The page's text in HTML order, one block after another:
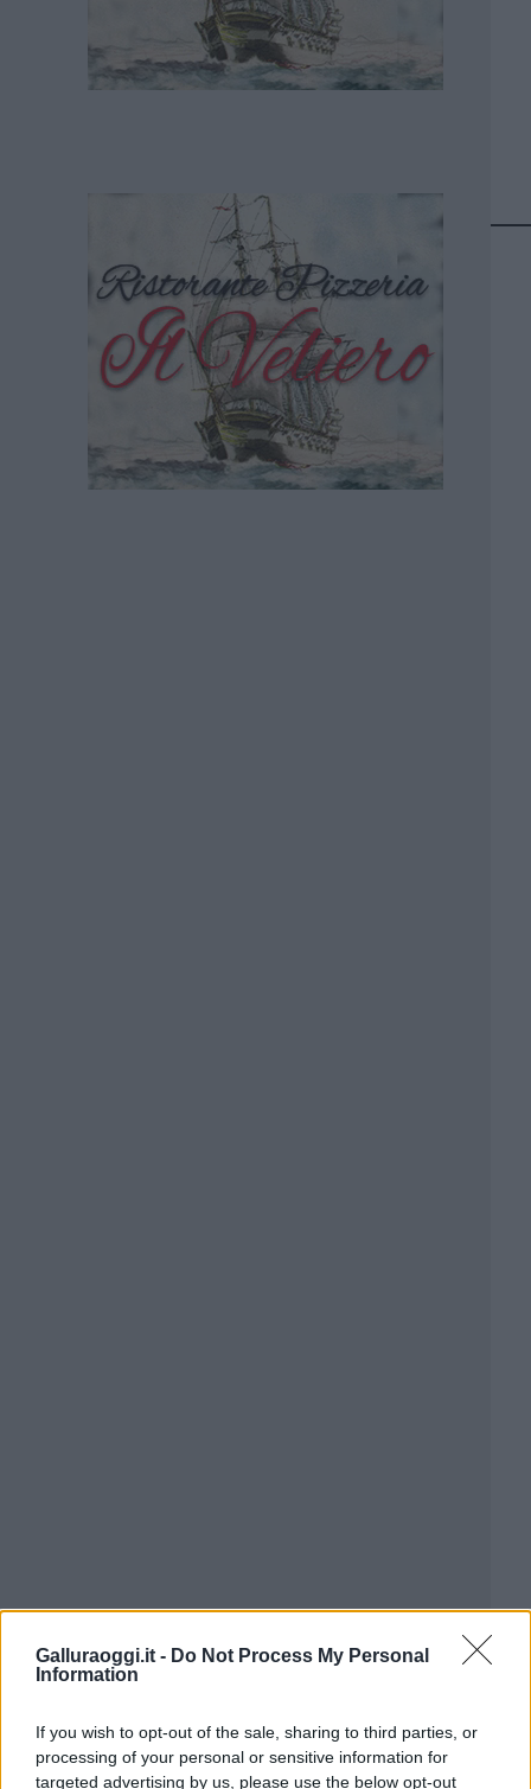
Galluraoggi.it - Do Not Process My Personal
Information
If you wish to opt-out of the sale, sharing to third parties, or
processing of your personal or sensitive information for
targeted advertising by us, please use the below opt-out